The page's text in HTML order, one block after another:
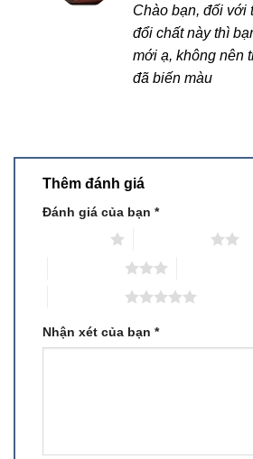
Chào bạn, đối với
đổi chất này thì
mới ạ, không nên
đã biến màu
Thêm đánh giá
Đánh giá của bạn *
Nhận xét của bạn *